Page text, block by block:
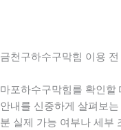
금천구하수구막힘 이용
마포하수구막힘를 확인할
안내를 신중하게 살펴보
분 실제 가능 여부나 세부